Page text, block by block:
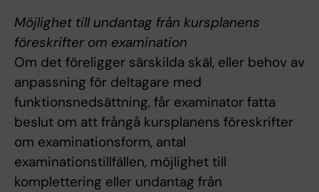
Möjlighet till undantag från kursplanens
föreskrifter om examination
Om det föreligger särskilda skäl, eller behov av
anpassning för deltagare med
funktionsnedsättning, får examinator fatta
beslut om att frångå kursplanens föreskrifter
om examinationsform, antal
examinationstillfällen, möjlighet till
komplettering eller undantag från